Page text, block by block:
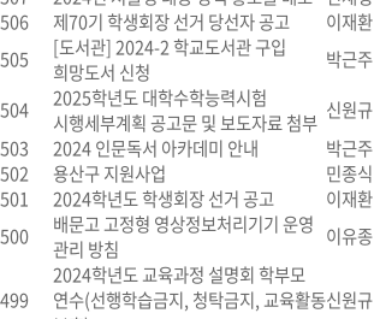
506
제70기 학생회장 선거 당선자 공고 이재환
505
[도서관] 2024-2 학교도서관 구입
희망도서 신청
박근주
504
2025학년도 대학수학능력시험
시행세부계획 공고문 및 보도자료 첨부 신원규
503
2024 인문독서 아카데미 안내 박근주
502
용산구 지원사업 민종식
501
2024학년도 학생회장 선거 공고 이재환
500
배문고 고정형 영상정보처리기기 운영
관리 방침
이유종
499
2024학년도 교육과정 설명회 학부모
연수(선행학습금지, 청탁금지, 교육활동신원규